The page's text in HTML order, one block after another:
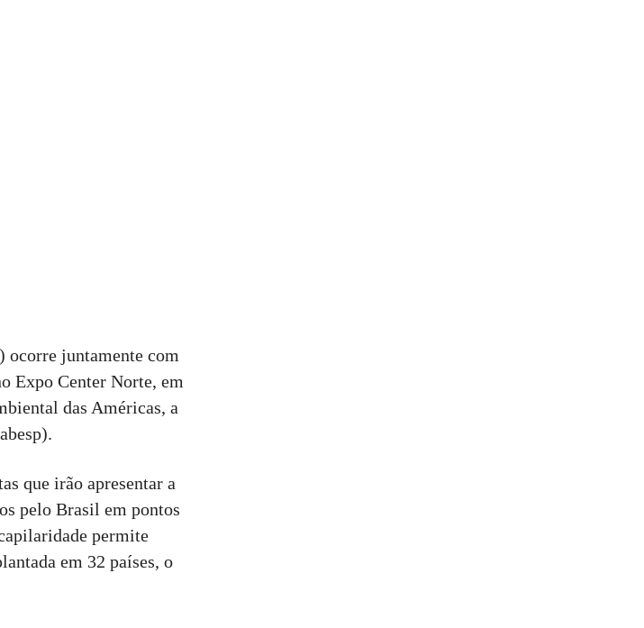
ocorre juntamente com
Expo Center Norte, em
das Américas, a
que irão apresentar a
pelo Brasil em pontos
permite
em 32 países, o